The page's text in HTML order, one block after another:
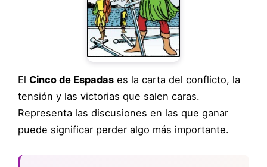
El Cinco de Espadas es la carta del conflicto, la
tensión y las victorias que salen caras.
Representa las discusiones en las que ganar
puede significar perder algo más importante.